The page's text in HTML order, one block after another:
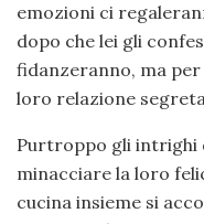
emozioni ci
dopo che lei gli
fidanzeranno, ma
loro relazione
Purtroppo gli intrighi
minacciare la loro
cucina insieme si